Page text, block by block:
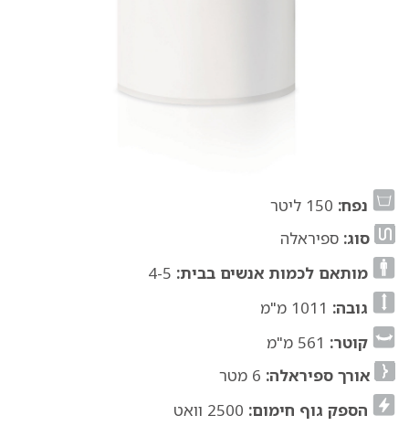
נפח:
סוג: ספיראלה
מותאם לכמות אנשים בבית:
גובה:
קוטר:
אורך ספיראלה:
הספק גוף חימום: